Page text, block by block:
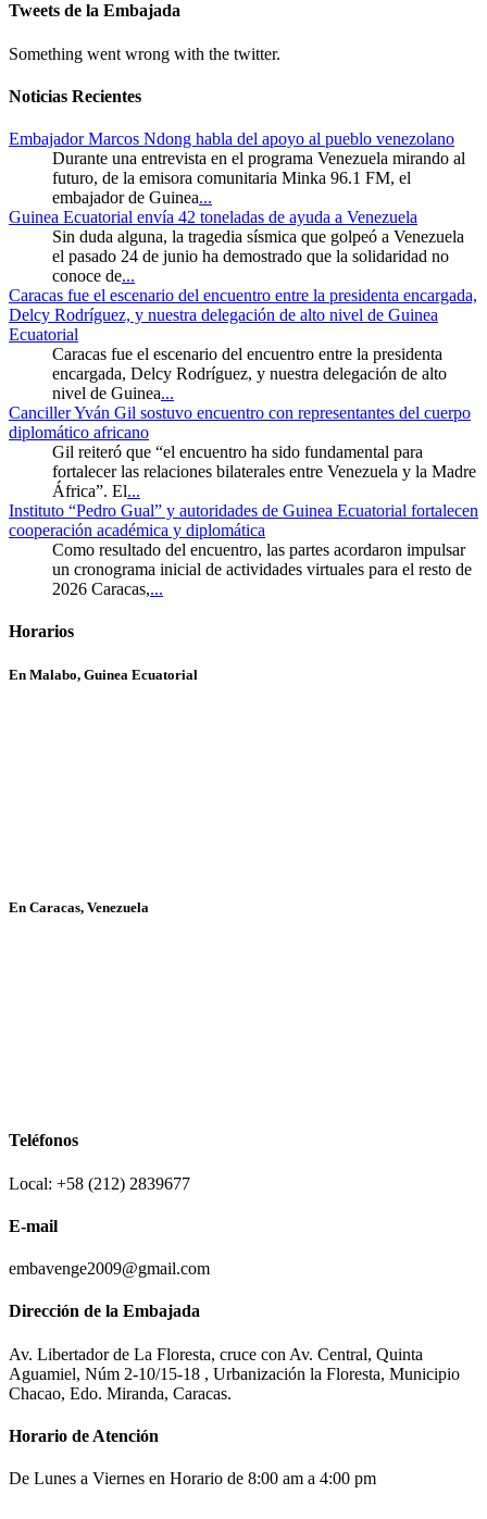
Tweets de la Embajada
Something went wrong with the twitter.
Noticias Recientes
Embajador Marcos Ndong habla del apoyo al pueblo venezolano
Durante una entrevista en el programa Venezuela mirando al
futuro, de la emisora comunitaria Minka 96.1 FM, el
embajador de Guinea...
Guinea Ecuatorial envía 42 toneladas de ayuda a Venezuela
Sin duda alguna, la tragedia sísmica que golpeó a Venezuela
el pasado 24 de junio ha demostrado que la solidaridad no
conoce de...
Caracas fue el escenario del encuentro entre la presidenta encargada,
Delcy Rodríguez, y nuestra delegación de alto nivel de Guinea
Ecuatorial
Caracas fue el escenario del encuentro entre la presidenta
encargada, Delcy Rodríguez, y nuestra delegación de alto
nivel de Guinea...
Canciller Yván Gil sostuvo encuentro con representantes del cuerpo
diplomático africano
Gil reiteró que “el encuentro ha sido fundamental para
fortalecer las relaciones bilaterales entre Venezuela y la Madre
África”. El...
Instituto “Pedro Gual” y autoridades de Guinea Ecuatorial fortalecen
cooperación académica y diplomática
Como resultado del encuentro, las partes acordaron impulsar
un cronograma inicial de actividades virtuales para el resto de
2026 Caracas,...
Horarios
En Malabo, Guinea Ecuatorial
En Caracas, Venezuela
Teléfonos
Local: +58 (212) 2839677
E-mail
embavenge2009@gmail.com
Dirección de la Embajada
Av. Libertador de La Floresta, cruce con Av. Central, Quinta
Aguamiel, Núm 2-10/15-18 , Urbanización la Floresta, Municipio
Chacao, Edo. Miranda, Caracas.
Horario de Atención
De Lunes a Viernes en Horario de 8:00 am a 4:00 pm